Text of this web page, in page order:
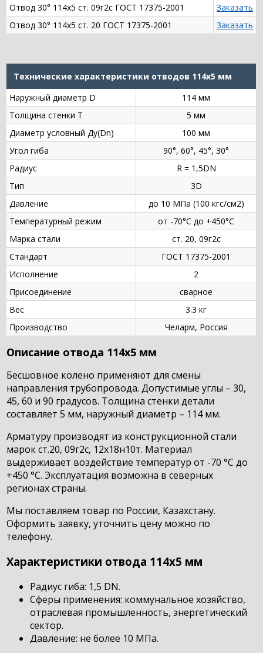
Отвод 30° 114х5 ст. 09г2с ГОСТ 17375-2001
Заказать
Отвод 30° 114х5 ст. 20 ГОСТ 17375-2001
Заказать
Технические характеристики отводов 114х5 мм
Наружный диаметр D
114 мм
Толщина стенки Т
5 мм
Диаметр условный Ду(Dn)
100 мм
Угол гиба
90°, 60°, 45°, 30°
Радиус
R = 1,5DN
Тип
3D
Давление
до 10 МПа (100 кгс/см2)
Температурный режим
от -70°С до +450°С
Марка стали
ст. 20, 09г2с
Стандарт
ГОСТ 17375-2001
Исполнение
2
Присоединение
сварное
Вес
3.3 кг
Производство
Челарм, Россия
Описание отвода 114х5 мм
Бесшовное колено применяют для смены
направления трубопровода. Допустимые углы – 30,
45, 60 и 90 градусов. Толщина стенки детали
составляет 5 мм, наружный диаметр – 114 мм.
Арматуру производят из конструкционной стали
марок ст.20, 09г2с, 12х18н10т. Материал
выдерживает воздействие температур от -70 °С до
+450 °С. Эксплуатация возможна в северных
регионах страны.
Мы поставляем товар по России, Казахстану.
Оформить заявку, уточнить цену можно по
телефону.
Характеристики отвода 114х5 мм
Радиус гиба: 1,5 DN.
Сферы применения: коммунальное хозяйство,
отраслевая промышленность, энергетический
сектор.
Давление: не более 10 МПа.